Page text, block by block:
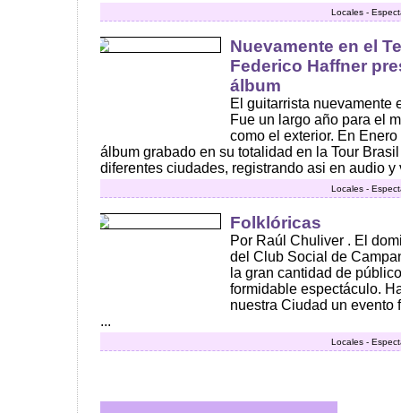
Locales -
Nuevamente en el
Federico Haffner
álbum
El guitarrista nuevamente
Fue un largo año para el
como el exterior. En
álbum grabado en su totalidad en la Tour
diferentes ciudades, registrando asi en audio y
Locales -
Folklóricas
Por Raúl Chuliver . El
del Club Social de
la gran cantidad de
formidable espectáculo.
nuestra Ciudad un evento
...
Locales -